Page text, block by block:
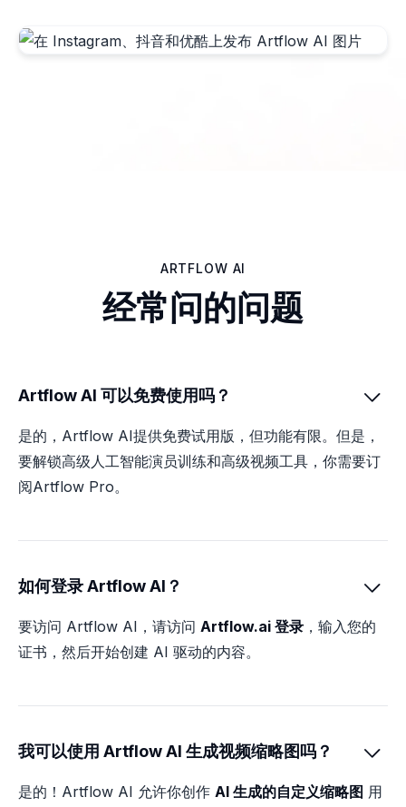
ARTFLOW AI
经常问的问题
Artflow AI 可以免费使用吗？ 
是的，Artflow AI提供免费试用版，但功能有限。但是，
要解锁高级人工智能演员训练和高级视频工具，你需要订
阅Artflow Pro。
如何登录 Artflow AI？ 
要访问 Artflow AI，请访问 Artflow.ai 登录 ，输入您的
证书，然后开始创建 AI 驱动的内容。
我可以使用 Artflow AI 生成视频缩略图吗？ 
是的！Artflow AI 允许你创作 AI 生成的自定义缩略图 用